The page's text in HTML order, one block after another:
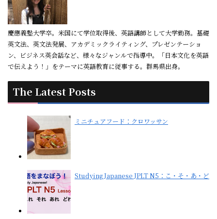
慶應義塾大学卒。米国にて学位取得後、英語講師として大学勤務。基礎
英文法、英文法発展、アカデミックライティング、プレゼンテーショ
ン、ビジネス英会話など、様々なジャンルで指導中。「日本文化を英語
で伝えよう！」をテーマに英語教育に従事する。群馬県出身。
The Latest Posts
ミニチュアフード：クロワッサン
Studying Japanese JPLT N5：こ・そ・あ・ど